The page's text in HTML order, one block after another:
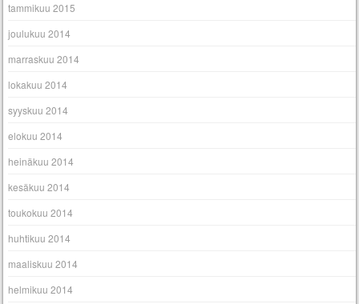
tammikuu 2015
joulukuu 2014
marraskuu 2014
lokakuu 2014
syyskuu 2014
elokuu 2014
heinäkuu 2014
kesäkuu 2014
toukokuu 2014
huhtikuu 2014
maaliskuu 2014
helmikuu 2014